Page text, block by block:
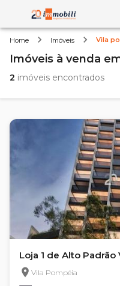
Home Imóveis Vila
Imóveis à venda
2 imóveis encontrados
Loja 1 de Alto Padrão
Vila Pompéia